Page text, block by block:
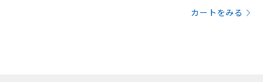
カートをみる